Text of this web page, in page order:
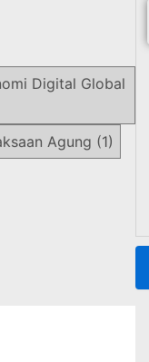
Digital Global
Agung (1)